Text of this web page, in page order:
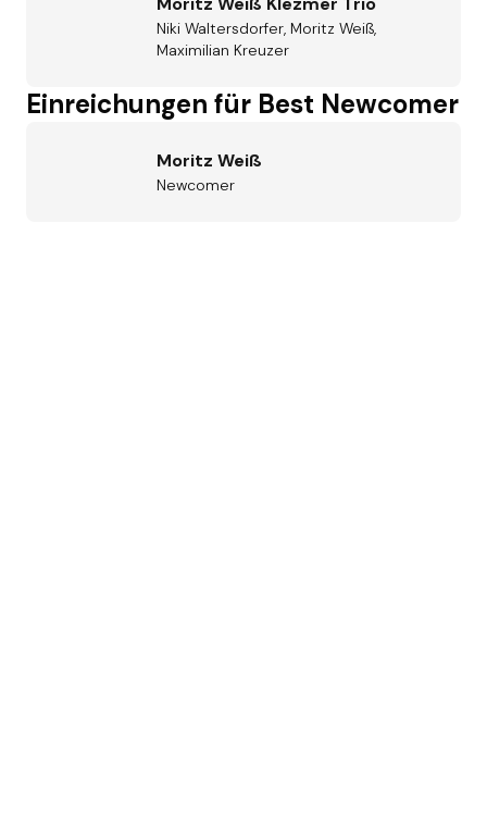
Niki Waltersdorfer, Moritz Weiß,
Maximilian Kreuzer
Einreichungen für Best Newcomer
Moritz Weiß
Newcomer